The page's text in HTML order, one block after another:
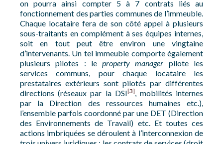
on pourra ainsi compter 5 à 7 contrats liés au
fonctionnement des parties communes de l’immeuble.
Chaque locataire fera de son côté appel à plusieurs
sous-traitants en complément à ses équipes internes,
soit en tout peut être environ une vingtaine
d’intervenants. Un tel immeuble comporte également
plusieurs pilotes : leproperty manager pilote les
services communs, pour chaque locataire les
prestataires extérieurs sont pilotés par différentes
directions (réseaux par la DSI[3], mobilités internes
par la Direction des ressources humaines etc.),
l’ensemble parfois coordonné par une DET (Direction
des Environnements de Travail) etc. Et toutes ces
actions imbriquées se déroulent à l’interconnexion de